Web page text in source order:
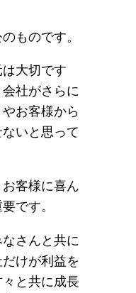
ものです。
大切です
社がさらに
お客様から
いと思って
客様に喜ん
です。
さんと共に
けが利益を
と共に成長